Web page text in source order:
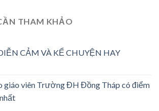
THAM KHẢO
CẢM VÀ KỂ CHUYỆN HAY
giáo viên Trường ĐH Đồng Tháp có điểm